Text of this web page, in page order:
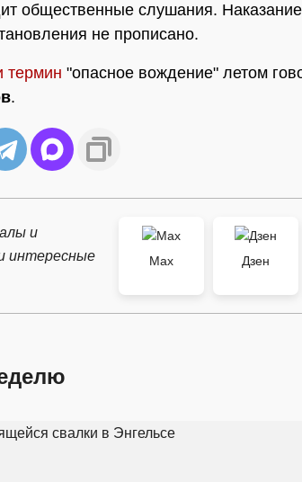
общественные слушания.
не прописано.
термин "опасное вождение" летом
.
и
интересные
Max
Дзен